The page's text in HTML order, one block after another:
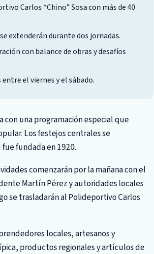
Carlos “Chino” Sosa con más de 40
extenderán durante dos jornadas.
con balance de obras y desafíos
el viernes y el sábado.
con una programación especial que
Los festejos centrales se
fundada en 1920.
comenzarán por la mañana con el
Martín Pérez y autoridades locales
se trasladarán al Polideportivo Carlos
locales, artesanos y
productos regionales y artículos de